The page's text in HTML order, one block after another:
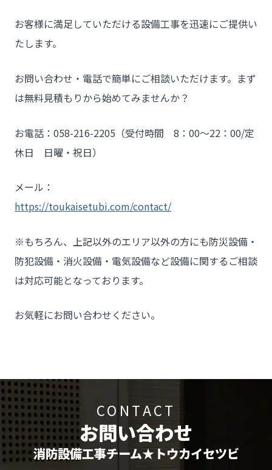
お客様に満足していただける設備工事を迅速にご提供い
たします。
お問い合わせ・電話で簡単にご相談いただけます。まず
は無料見積もりから始めてみませんか？
お電話：058-216-2205（受付時間 8：00～22：00/定
休日 日曜・祝日）
メール：
https://toukaisetubi.com/contact/
※もちろん、上記以外のエリア以外の方にも防災設備・
防犯設備・消火設備・電気設備など設備に関するご相談
は対応可能となっております。
お気軽にお問い合わせください。
CONTACT
お問い合わせ
消防設備工事チーム★トウカイセツビ